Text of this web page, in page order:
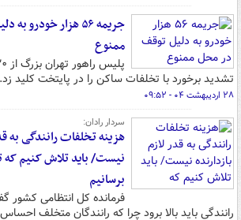
جریمه ۵۶ هزار
ممنوع
تشدید برخورد با تخلفات ساکن را در پایتخت کلید زد.
۲۸ اردیبهشت ۰۴ - ۰۹:۵۲
سردار رادان:
هزینه تخلفات رانندگی به
نیست/ باید تلاش کنیم که
برسانیم
فرمانده کل انتظامی کشور
رانندگی باید بالا برود چرا که رانندگان متخلف